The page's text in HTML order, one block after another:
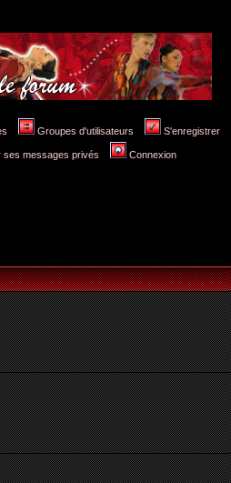
Groupes d'utilisateurs S'enregistrer
ses messages privés Connexion